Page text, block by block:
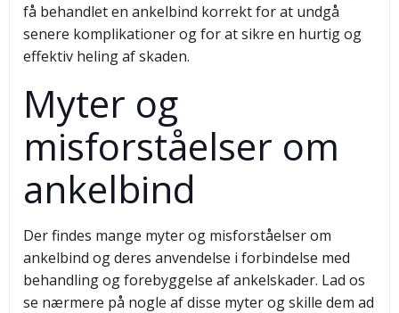
få behandlet en ankelbind korrekt for at undgå
senere komplikationer og for at sikre en hurtig og
effektiv heling af skaden.
Myter og
misforståelser om
ankelbind
Der findes mange myter og misforståelser om
ankelbind og deres anvendelse i forbindelse med
behandling og forebyggelse af ankelskader. Lad os
se nærmere på nogle af disse myter og skille dem ad